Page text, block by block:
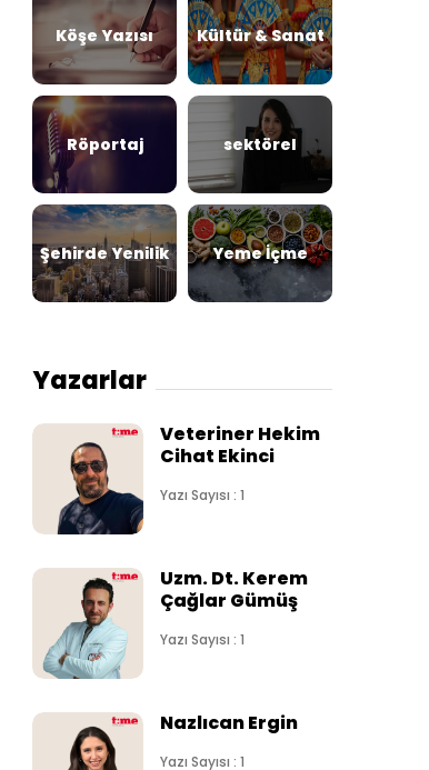
Köşe Yazısı Kültür & Sanat
Röportaj sektörel
Şehirde Yenilik Yeme İçme
Yazarlar
Veteriner Hekim
Cihat Ekinci
Yazı Sayısı : 1
Uzm. Dt. Kerem
Çağlar Gümüş
Yazı Sayısı : 1
Nazlıcan Ergin
Yazı Sayısı : 1